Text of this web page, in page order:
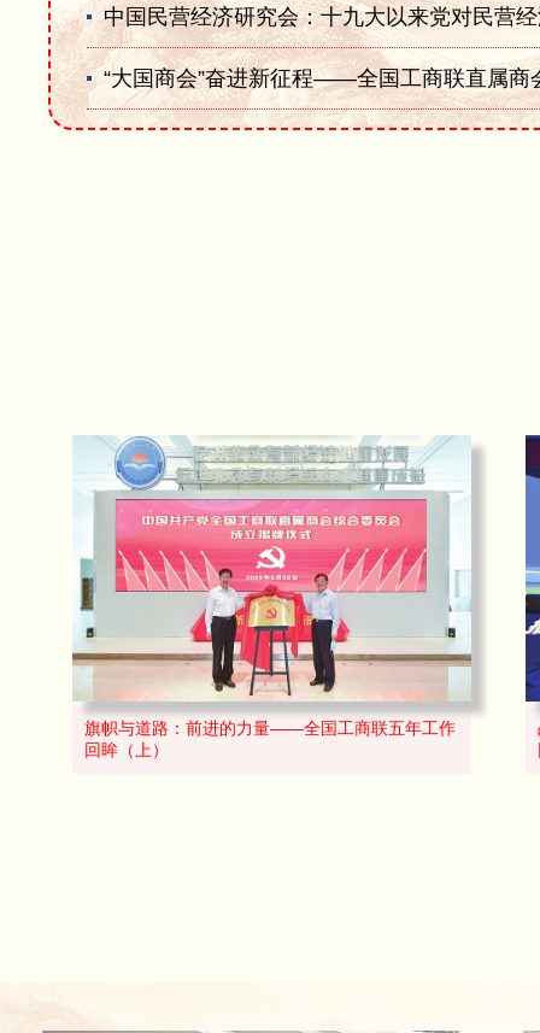
中国民营经济研究会：十九大以来党对民营
“大国商会”奋进新征程——全国工商联直属商
旗帜与道路：前进的力量——全国工商联五年工作
回眸（上）